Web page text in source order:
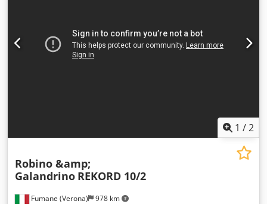
1 /2
Fumane (Verona) 978 km
Robino &amp;
Galandrino REKORD 10/2